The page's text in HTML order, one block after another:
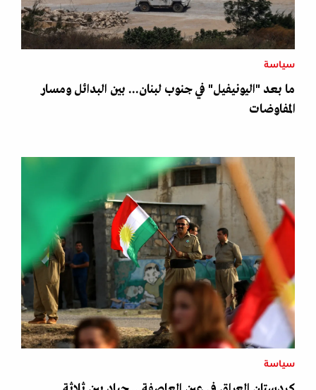
سياسة
ما بعد "اليونيفيل" في جنوب لبنان... بين البدائل ومسار
المفاوضات
سياسة